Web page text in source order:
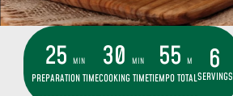
25 MIN
PREPARATION TIME
30 MIN
COOKING TIME
55 M
TIEMPO TOTAL
6
SERVINGS